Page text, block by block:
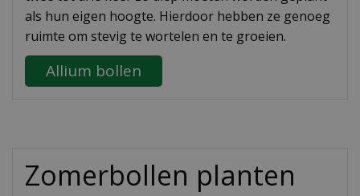
als hun eigen hoogte. Hierdoor hebben ze genoeg
ruimte om stevig te wortelen en te groeien.
Allium bollen
Zomerbollen planten